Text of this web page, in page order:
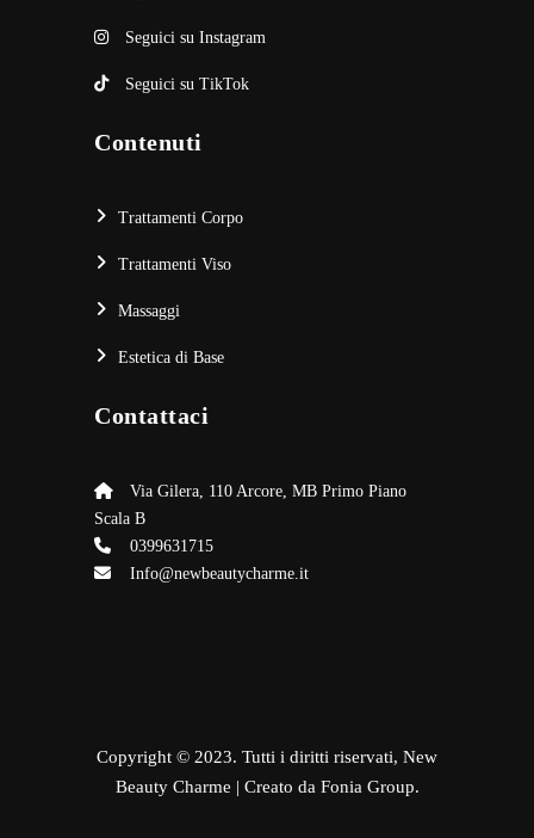
Seguici su Instagram
Seguici su TikTok
Contenuti
Trattamenti Corpo
Trattamenti Viso
Massaggi
Estetica di Base
Contattaci
Via Gilera, 110 Arcore, MB Primo Piano
Scala B
0399631715
Info@newbeautycharme.it
Copyright © 2023. Tutti i diritti riservati, New
Beauty Charme | Creato da Fonia Group.